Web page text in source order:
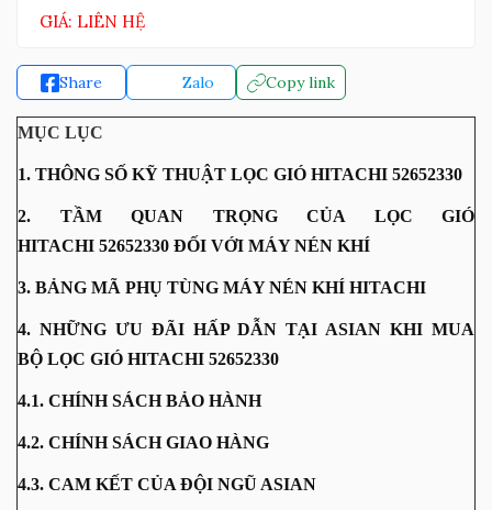
GIÁ: LIÊN HỆ
Share Zalo Copy link
MỤC LỤC
1. THÔNG SỐ KỸ THUẬT LỌC GIÓ HITACHI 52652330
2. TẦM QUAN TRỌNG CỦA LỌC GIÓ
HITACHI 52652330 ĐỐI VỚI MÁY NÉN KHÍ
3. BẢNG MÃ PHỤ TÙNG MÁY NÉN KHÍ HITACHI
4. NHỮNG ƯU ĐÃI HẤP DẪN TẠI ASIAN KHI MUA
BỘ LỌC GIÓ HITACHI 52652330
4.1. CHÍNH SÁCH BẢO HÀNH
4.2. CHÍNH SÁCH GIAO HÀNG
4.3. CAM KẾT CỦA ĐỘI NGŨ ASIAN